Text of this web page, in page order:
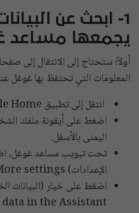
1- ابحث عن
يجمعها مساعد
أولاً؛ ستحتاج إلى الانتقال إلى
المعلومات التي تحتفظ بها غوغل
انتقل إلى تطبيق Google Home.
اضغط على أيقونة ملفك
اليمنى بالأسفل.
تحت تبويب مساعد غوغل،
الإعدادات) More settings.
اضغط على خيار (البيانات
in the Assistant.